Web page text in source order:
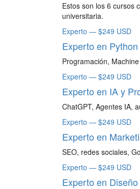
Estos son los 6 cursos
universitaria.
Experto — $249 USD
Experto en
Programación,
Experto — $249 USD
Experto en IA y
ChatGPT, Agentes IA,
Experto — $249 USD
Experto en
SEO, redes sociales,
Experto — $249 USD
Experto en